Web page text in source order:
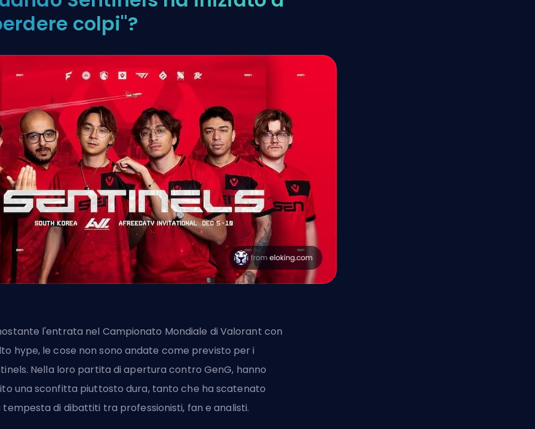
colpi"?
l'entrata nel Campionato Mondiale di Valorant con
hype, le cose non sono andate come previsto per i
. Nella loro partita di apertura contro GenG, hanno
una sconfitta piuttosto dura, tanto che ha scatenato
tempesta di dibattiti tra professionisti, fan e analisti.